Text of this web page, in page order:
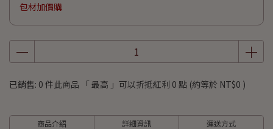
包材加價購
已銷售: 0 件此商品 「 最高 」可以折抵紅利 0 點 (約等於 NT$0 )
商品介紹 詳細資訊 運送方式